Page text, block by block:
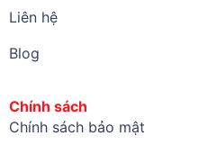
Liên hệ
Blog
Chính sách
Chính sách bảo mật